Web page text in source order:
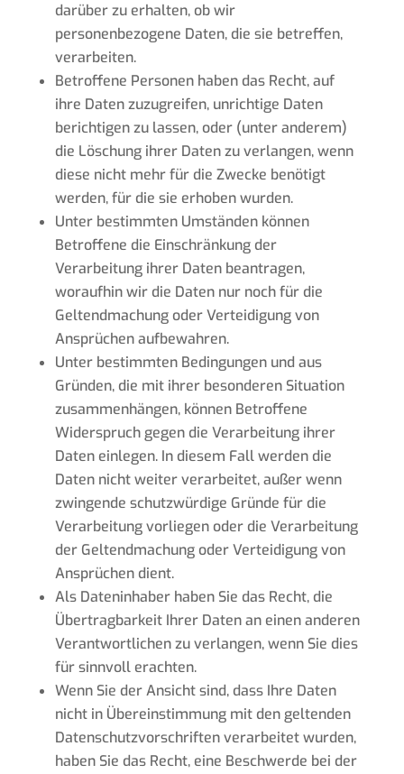
darüber zu erhalten, ob wir
personenbezogene Daten, die sie betreffen,
verarbeiten.
Betroffene Personen haben das Recht, auf
ihre Daten zuzugreifen, unrichtige Daten
berichtigen zu lassen, oder (unter anderem)
die Löschung ihrer Daten zu verlangen, wenn
diese nicht mehr für die Zwecke benötigt
werden, für die sie erhoben wurden.
Unter bestimmten Umständen können
Betroffene die Einschränkung der
Verarbeitung ihrer Daten beantragen,
woraufhin wir die Daten nur noch für die
Geltendmachung oder Verteidigung von
Ansprüchen aufbewahren.
Unter bestimmten Bedingungen und aus
Gründen, die mit ihrer besonderen Situation
zusammenhängen, können Betroffene
Widerspruch gegen die Verarbeitung ihrer
Daten einlegen. In diesem Fall werden die
Daten nicht weiter verarbeitet, außer wenn
zwingende schutzwürdige Gründe für die
Verarbeitung vorliegen oder die Verarbeitung
der Geltendmachung oder Verteidigung von
Ansprüchen dient.
Als Dateninhaber haben Sie das Recht, die
Übertragbarkeit Ihrer Daten an einen anderen
Verantwortlichen zu verlangen, wenn Sie dies
für sinnvoll erachten.
Wenn Sie der Ansicht sind, dass Ihre Daten
nicht in Übereinstimmung mit den geltenden
Datenschutzvorschriften verarbeitet wurden,
haben Sie das Recht, eine Beschwerde bei der